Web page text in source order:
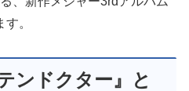
。
ンドクター』と